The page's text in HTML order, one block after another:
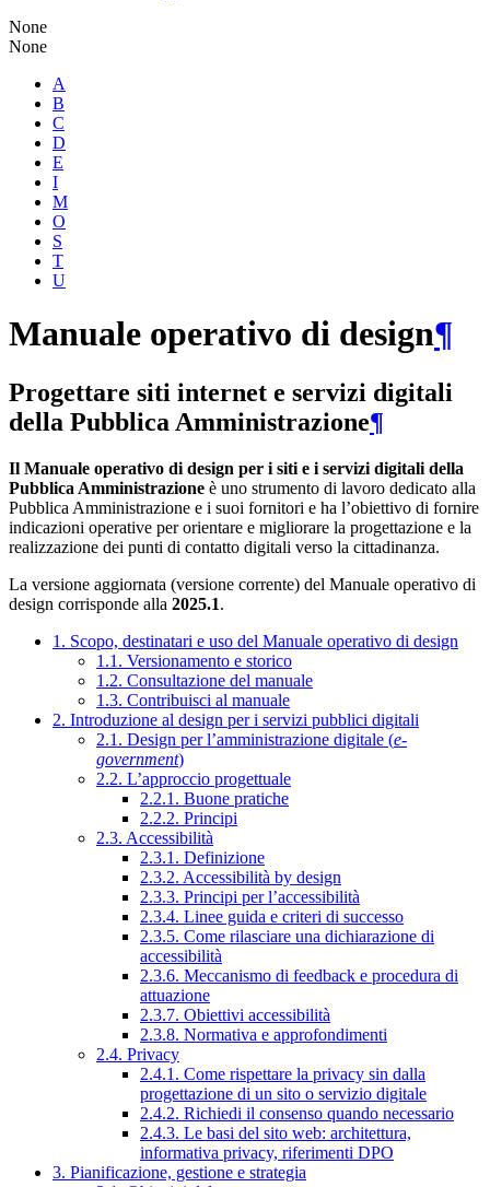
None
None
A
B
C
D
E
I
M
O
S
T
U
Manuale operativo di design¶
Progettare siti internet e servizi digitali
della Pubblica Amministrazione¶
Il Manuale operativo di design per i siti e i servizi digitali della
Pubblica Amministrazione è uno strumento di lavoro dedicato alla
Pubblica Amministrazione e i suoi fornitori e ha l’obiettivo di fornire
indicazioni operative per orientare e migliorare la progettazione e la
realizzazione dei punti di contatto digitali verso la cittadinanza.
La versione aggiornata (versione corrente) del Manuale operativo di
design corrisponde alla 2025.1.
1. Scopo, destinatari e uso del Manuale operativo di design
1.1. Versionamento e storico
1.2. Consultazione del manuale
1.3. Contribuisci al manuale
2. Introduzione al design per i servizi pubblici digitali
2.1. Design per l’amministrazione digitale (e-
government)
2.2. L’approccio progettuale
2.2.1. Buone pratiche
2.2.2. Principi
2.3. Accessibilità
2.3.1. Definizione
2.3.2. Accessibilità by design
2.3.3. Principi per l’accessibilità
2.3.4. Linee guida e criteri di successo
2.3.5. Come rilasciare una dichiarazione di
accessibilità
2.3.6. Meccanismo di feedback e procedura di
attuazione
2.3.7. Obiettivi accessibilità
2.3.8. Normativa e approfondimenti
2.4. Privacy
2.4.1. Come rispettare la privacy sin dalla
progettazione di un sito o servizio digitale
2.4.2. Richiedi il consenso quando necessario
2.4.3. Le basi del sito web: architettura,
informativa privacy, riferimenti DPO
3. Pianificazione, gestione e strategia